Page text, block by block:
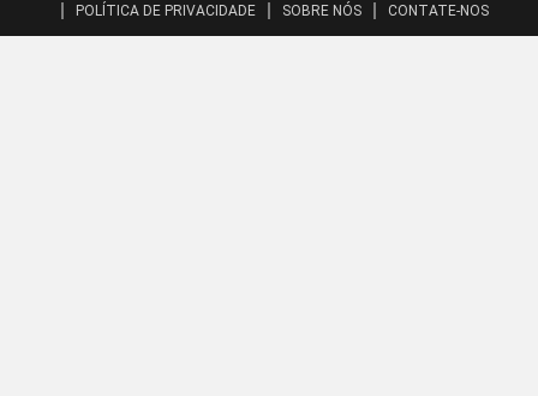
POLÍTICA DE PRIVACIDADE
SOBRE NÓS CONTATE-NOS